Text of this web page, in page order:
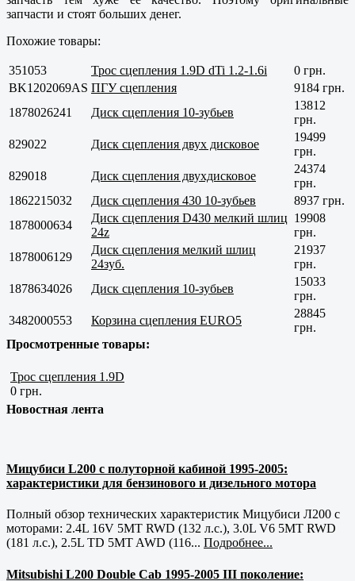
запчасти и стоят больших денег.
Похожие товары:
351053 Трос сцепления 1.9D dTi 1.2-1.6i
0 грн.
BK1202069AS ПГУ сцепления
9184 грн.
1878026241
Диск сцепления 10-зубьев
13812
грн.
829022
Диск сцепления двух дисковое
19499
грн.
829018
Диск сцепления двухдисковое
24374
грн.
1862215032
Диск сцепления 430 10-зубьев
8937 грн.
1878000634
Диск сцепления D430 мелкий шлиц
24z
19908
грн.
1878006129
Диск сцепления мелкий шлиц
24зуб.
21937
грн.
1878634026
Диск сцепления 10-зубьев
15033
грн.
3482000553
Корзина сцепления EURO5
28845
грн.
Просмотренные товары:
Трос сцепления 1.9D
0 грн.
Новостная лента
Мицубиси L200 с полуторной кабиной 1995-2005:
характеристики для бензинового и дизельного мотора
Полный обзор технических характеристик Мицубиси Л200 с
моторами: 2.4L 16V 5MT RWD (132 л.с.), 3.0L V6 5MT RWD
(181 л.с.), 2.5L TD 5MT AWD (116... Подробнее...
Mitsubishi L200 Double Cab 1995-2005 III поколение: